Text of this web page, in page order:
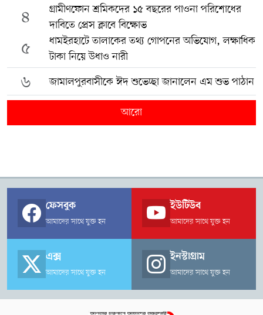
৪
গ্রামীণফোন শ্রমিকদের ১৫ বছরের পাওনা পরিশোধের
দাবিতে প্রেস ক্লাবে বিক্ষোভ
৫
ধামইরহাটে তালাকের তথ্য গোপনের অভিযোগ, লক্ষাধিক
টাকা নিয়ে উধাও নারী
৬ জামালপুরবাসীকে ঈদ শুভেচ্ছা জানালেন এম শুভ পাঠান
আরো
ফেসবুক
আমাদের সাথে যুক্ত হন
ইউটিউব
আমাদের সাথে যুক্ত হন
এক্স
আমাদের সাথে যুক্ত হন
ইনস্টাগ্রাম
আমাদের সাথে যুক্ত হন